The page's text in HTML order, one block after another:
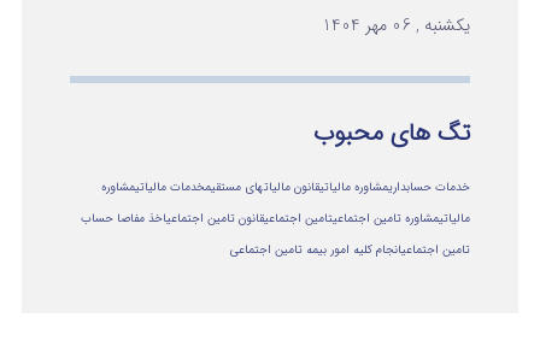
یکشنبه , 06 مهر 1404
تگ های محبوب
خدمات حسابداریمشاوره مالیاتیقانون مالیاتهای مستقیمخدمات مالیاتیمشاوره
مالياتيمشاوره تامین اجتماعیتامین اجتماعیقانون تامین اجتماعیاخذ مفاصا حساب
تامین اجتماعیانجام کلیه امور بیمه تامین اجتماعی